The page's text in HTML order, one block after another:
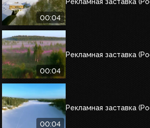
00:04
00:04
Рекламная заставка
00:04
Рекламная заставка